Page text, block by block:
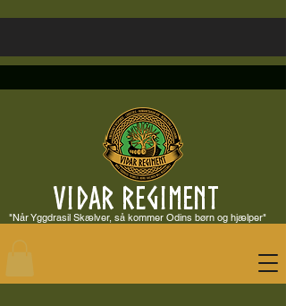
VIDAR REGIMENT
"Når Yggdrasil Skælver, så kommer Odins børn og hjælper"